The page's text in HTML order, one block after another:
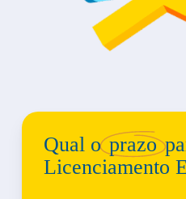
Qual oprazo
Licenciamento